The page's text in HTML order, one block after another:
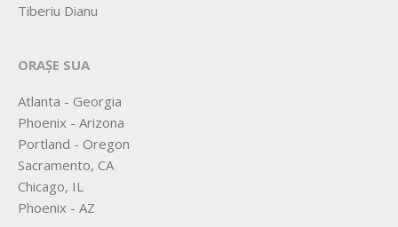
Tiberiu Dianu
ORAȘE SUA
Atlanta - Georgia
Phoenix - Arizona
Portland - Oregon
Sacramento, CA
Chicago, IL
Phoenix - AZ